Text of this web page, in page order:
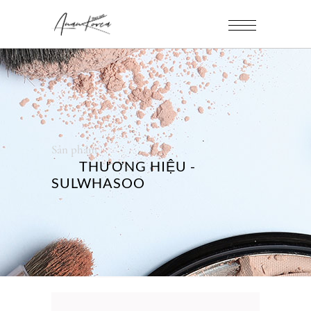
Sản phẩm
THƯƠNG HIỆU -
SULWHASOO